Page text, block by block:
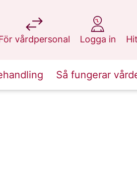
vårdpersonal
på 1177.se
Logga in
på 1177.se
Så fungerar